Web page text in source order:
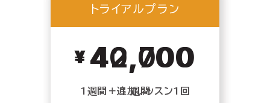
トライアルプラン
40,000
1 週間
トライアルプラン
42,700
1週間＋追加レッスン1回